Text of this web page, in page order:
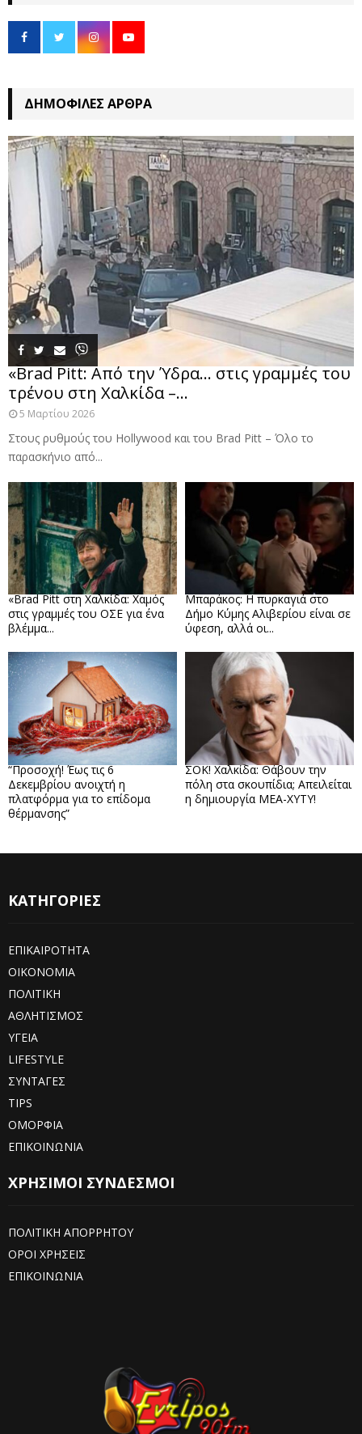
ΔΗΜΟΦΙΛΈΣ ΆΡΘΡΑ
«Brad Pitt: Από την Ύδρα… στις γραμμές του
τρένου στη Χαλκίδα –...
5 Μαρτίου 2026
Στους ρυθμούς του Hollywood και του Brad Pitt – Όλο το
παρασκήνιο από...
«Brad Pitt στη Χαλκίδα: Χαμός
στις γραμμές του ΟΣΕ για ένα
βλέμμα...
Μπαράκος: Η πυρκαγιά στο
Δήμο Κύμης Αλιβερίου είναι σε
ύφεση, αλλά οι...
“Προσοχή! Έως τις 6
Δεκεμβρίου ανοιχτή η
πλατφόρμα για το επίδομα
θέρμανσης”
ΣΟΚ! Χαλκίδα: Θάβουν την
πόλη στα σκουπίδια; Απειλείται
η δημιουργία ΜΕΑ-ΧΥΤΥ!
ΚΑΤΗΓΟΡΙΕΣ
ΕΠΙΚΑΙΡΟΤΗΤΑ
ΟΙΚΟΝΟΜΙΑ
ΠΟΛΙΤΙΚΗ
ΑΘΛΗΤΙΣΜΟΣ
ΥΓΕΙΑ
LIFESTYLE
ΣΥΝΤΑΓΕΣ
TIPS
ΟΜΟΡΦΙΑ
ΕΠΙΚΟΙΝΩΝΙΑ
ΧΡΗΣΙΜΟΙ ΣΥΝΔΕΣΜΟΙ
ΠΟΛΙΤΙΚΗ ΑΠΟΡΡΗΤΟΥ
ΟΡΟΙ ΧΡΗΣΕΙΣ
ΕΠΙΚΟΙΝΩΝΙΑ